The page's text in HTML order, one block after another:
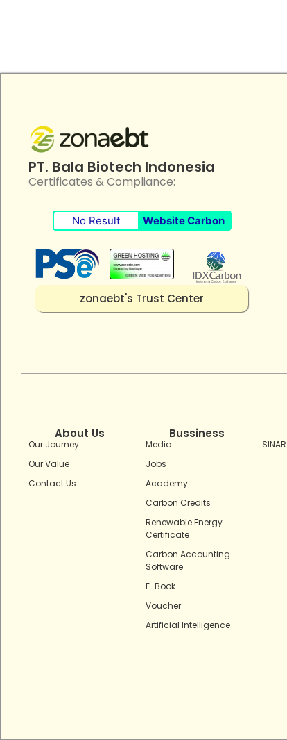
PT. Bala Biotech Indonesia
Certificates & Compliance:
No Result Website Carbon
zonaebt's Trust Center
About Us
Our Journey
Our Value
Contact Us
Bussiness
Media
Jobs
Academy
Carbon Credits
Renewable Energy
Certificate
Carbon Accounting
Software
E-Book
Voucher
Artificial Intelligence
SINAR